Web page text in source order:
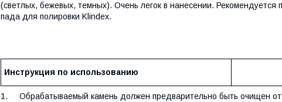
(светлых, бежевых, темных). Очень легок в нанесении. Рекомендуется
пада для полировки Klindex.
Инструкция по использованию
1. Обрабатываемый камень должен предварительно быть очищен от